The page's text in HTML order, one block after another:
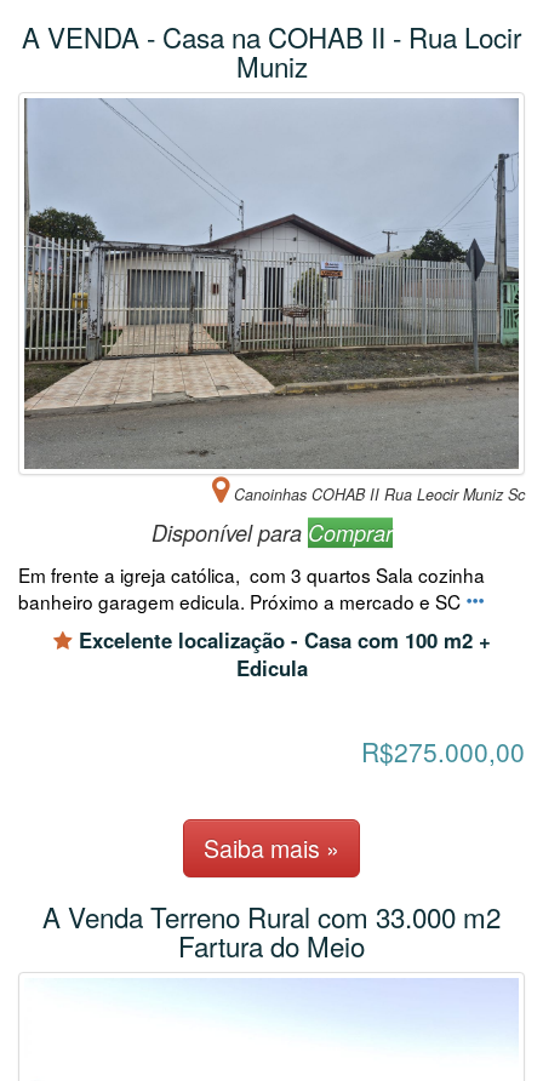
A VENDA - Casa na COHAB II - Rua Locir
Muniz
Canoinhas COHAB II Rua Leocir Muniz Sc
Disponível para Comprar
Em frente a igreja católica, com 3 quartos Sala cozinha
banheiro garagem edicula. Próximo a mercado e SC
Excelente localização - Casa com 100 m2 +
Edicula
R$275.000,00
Saiba mais »
A Venda Terreno Rural com 33.000 m2
Fartura do Meio